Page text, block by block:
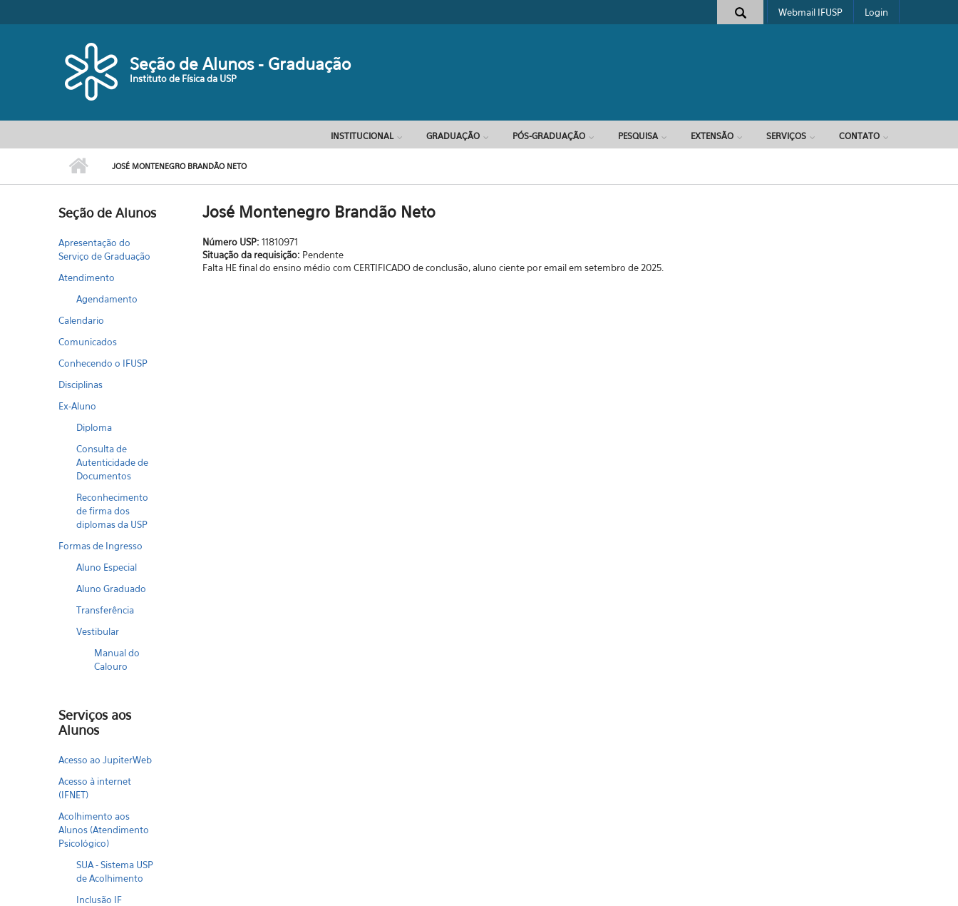
Formulário de busca
Webmail IFUSP Login
Seção de Alunos - Graduação
Instituto de Física da USP
INSTITUCIONAL GRADUAÇÃO PÓS-GRADUAÇÃO PESQUISA EXTENSÃO SERVIÇOS CONTATO
JOSÉ MONTENEGRO BRANDÃO NETO
Seção de Alunos
Apresentação do
Serviço de Graduação
Atendimento
Agendamento
Calendario
Comunicados
Conhecendo o IFUSP
Disciplinas
Ex-Aluno
Diploma
Consulta de
Autenticidade de
Documentos
Reconhecimento
de firma dos
diplomas da USP
Formas de Ingresso
Aluno Especial
Aluno Graduado
Transferência
Vestibular
Manual do
Calouro
Serviços aos
Alunos
Acesso ao JupiterWeb
Acesso à internet
(IFNET)
Acolhimento aos
Alunos (Atendimento
Psicológico)
SUA - Sistema USP
de Acolhimento
Inclusão IF
José Montenegro Brandão Neto
Número USP: 11810971
Situação da requisição: Pendente
Falta HE final do ensino médio com CERTIFICADO de conclusão, aluno ciente por email em setembro de 2025.